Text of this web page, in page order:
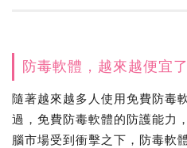
防毒軟體，越來越便宜了
隨著越來越多人使用免費防毒
過，免費防毒軟體的防護能力
腦市場受到衝擊之下，防毒軟